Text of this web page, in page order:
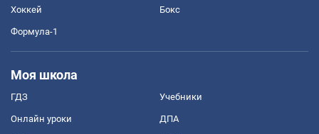
Хоккей Бокс
Формула-1
Моя школа
ГДЗ Учебники
Онлайн уроки ДПА